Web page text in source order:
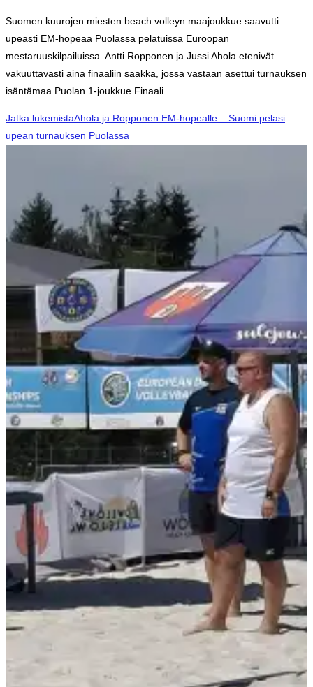
Suomen kuurojen miesten beach volleyn maajoukkue saavutti
upeasti EM-hopeaa Puolassa pelatuissa Euroopan
mestaruuskilpailuissa. Antti Ropponen ja Jussi Ahola etenivät
vakuuttavasti aina finaaliin saakka, jossa vastaan asettui turnauksen
isäntämaa Puolan 1-joukkue.Finaali…
Jatka lukemistaAhola ja Ropponen EM-hopealle – Suomi pelasi
upean turnauksen Puolassa